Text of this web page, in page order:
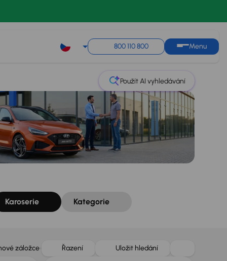
800 110 800 Menu
Použít AI vyhledávání
Karoserie Kategorie
záložce Řazení Uložit hledání
Nově v nabídce